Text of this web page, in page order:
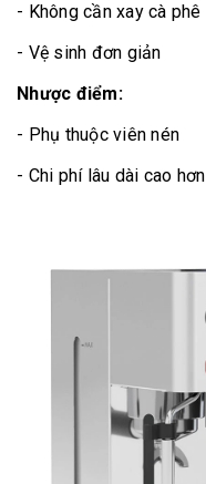
- Không cần xay cà phê
- Vệ sinh đơn giản
Nhược điểm:
- Phụ thuộc viên nén
- Chi phí lâu dài cao hơn